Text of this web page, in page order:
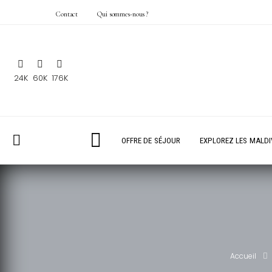
Contact Qui sommes-nous ?
24K 60K 176K
OFFRE DE SÉJOUR EXPLOREZ LES
Accueil